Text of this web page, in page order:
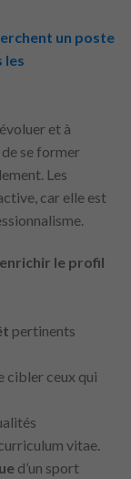
un poste
les
et à
se former
Les
car elle est
le profil
pertinents
cibler ceux qui
vitae.
d’un sport